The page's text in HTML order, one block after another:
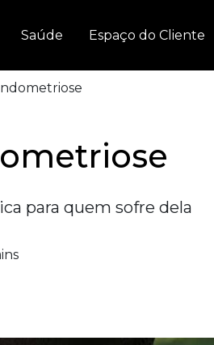
Saúde Espaço do Cliente
para quem sofre dela